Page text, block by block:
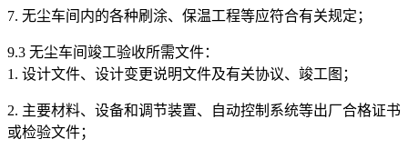
7. 无尘车间内的各种刷涂、保温工程等应符合有关规定；
9.3 无尘车间竣工验收所需文件：
1. 设计文件、设计变更说明文件及有关协议、竣工图；
2. 主要材料、设备和调节装置、自动控制系统等出厂合格证书
或检验文件；